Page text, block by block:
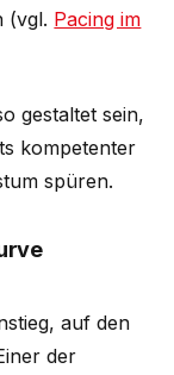
(vgl. Pacing im
gestaltet sein,
kompetenter
spüren.
auf den
der